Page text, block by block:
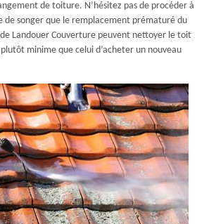
de toiture. N’hésitez pas de procéder à
songer que le remplacement prématuré du
Landouer Couverture peuvent nettoyer le toit
minime que celui d’acheter un nouveau